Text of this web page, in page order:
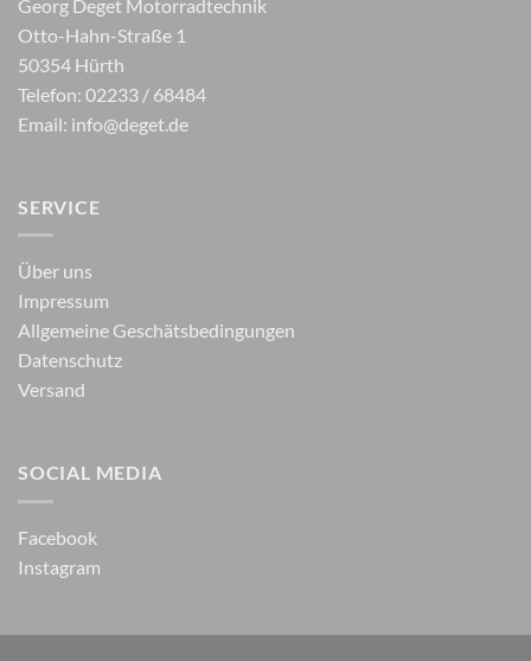
Georg Deget Motorradtechnik
Otto-Hahn-Straße 1
50354 Hürth
Telefon: 02233 / 68484
Email: info@deget.de
SERVICE
Über uns
Impressum
Allgemeine Geschätsbedingungen
Datenschutz
Versand
SOCIAL MEDIA
Facebook
Instagram